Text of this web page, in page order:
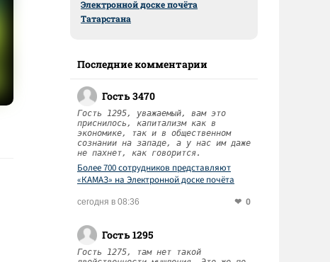
Электронной доске почёта
Татарстана
Последние комментарии
Гость 3470
Гость 1295, уважаемый, вам это
приснилось, капитализм как в
экономике, так и в общественном
сознании на западе, а у нас им даже
не пахнет, как говорится.
Более 700 сотрудников представляют
«КАМАЗ» на Электронной доске почёта
сегодня в 08:36 0
Гость 1295
Гость 1275, там нет такой